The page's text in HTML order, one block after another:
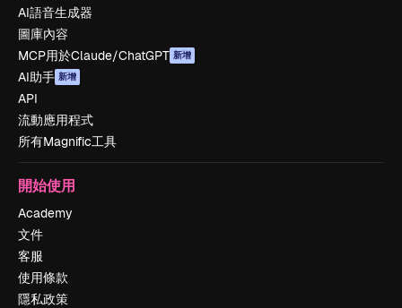
AI語音生成器
圖庫內容
MCP用於Claude/ChatGPT 新增
AI助手 新增
API
流動應用程式
所有Magnific工具
開始使用
Academy
文件
客服
使用條款
隱私政策